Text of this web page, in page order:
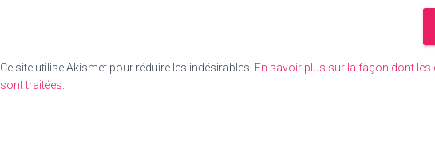
Ce site utilise Akismet pour réduire les indésirables. En savoir plus sur la façon dont
sont traitées